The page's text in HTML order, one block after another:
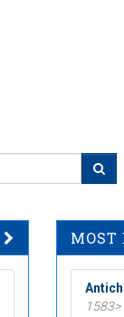
MOST
1583>